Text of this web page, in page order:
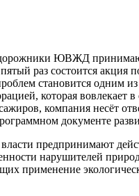
ЮВЖД
раз состоится акция
становится одним
которая вовлекает
компания несёт
документе
предпринимают
нарушителей
применение